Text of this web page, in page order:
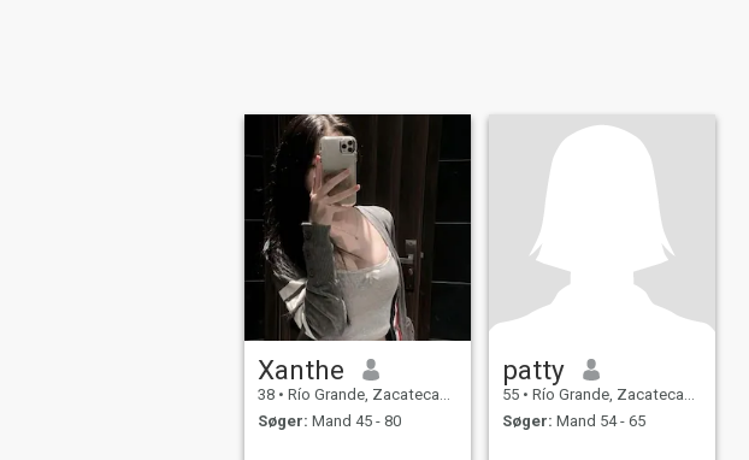
Xanthe
38 • Río Grande, Zacatecas, Mexico
Søger: Mand 45 - 80
patty
55 • Río Grande, Zacatecas, Mexico
Søger: Mand 54 - 65